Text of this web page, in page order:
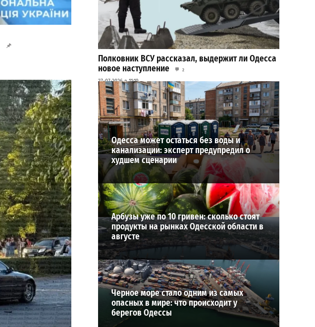
Полковник ВСУ рассказал, выдержит ли Одесса
новое наступление
2
27-07-2026 в 11:19
ВИБОР РЕДАКЦИИ
Одесса может остаться без воды и
канализации: эксперт предупредил о
худшем сценарии
Арбузы уже по 10 гривен: сколько стоят
продукты на рынках Одесской области в
августе
Черное море стало одним из самых
опасных в мире: что происходит у
берегов Одессы